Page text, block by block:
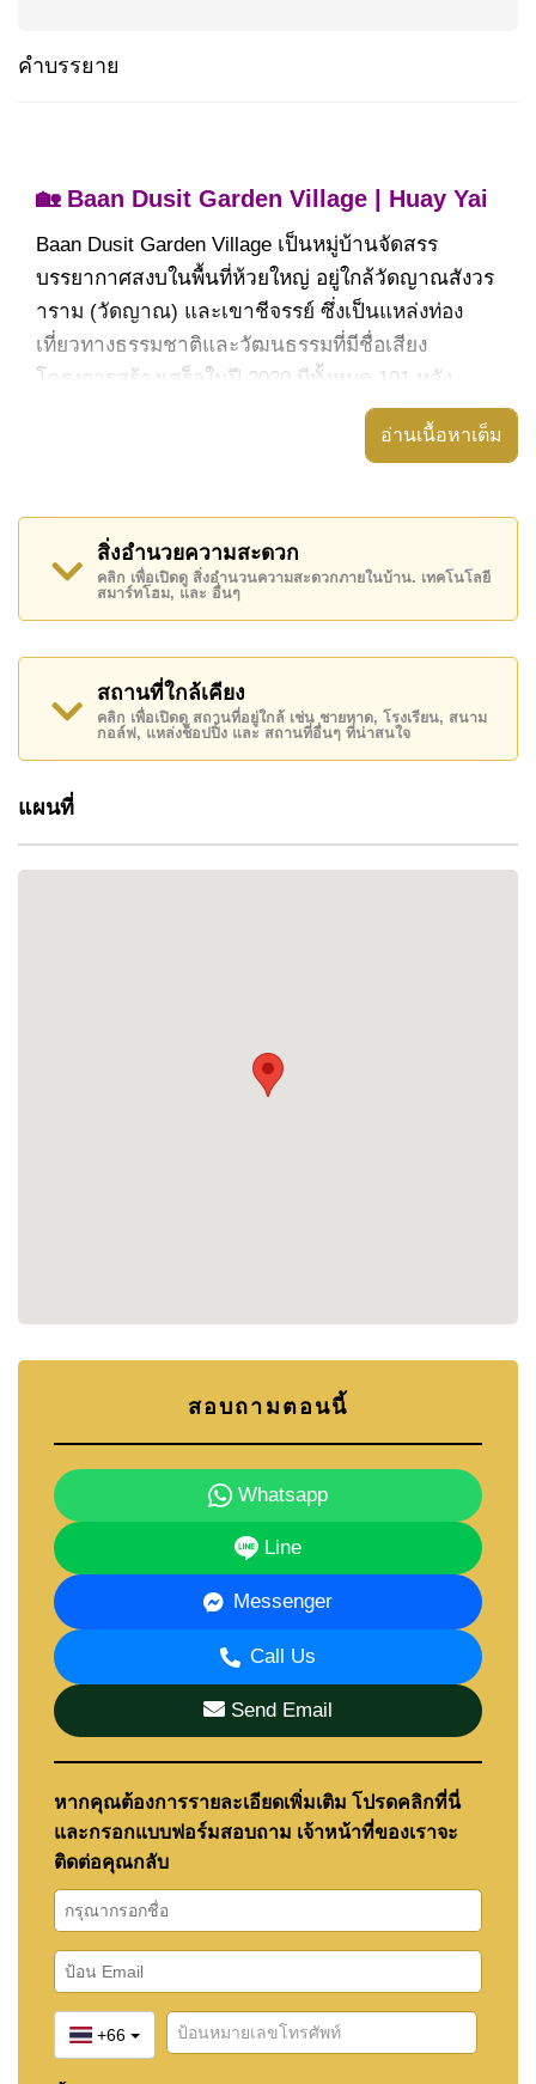
คำบรรยาย
🏡 Baan Dusit Garden Village | Huay Yai
Baan Dusit Garden Village เป็นหมู่บ้านจัดสรร
บรรยากาศสงบในพื้นที่ห้วยใหญ่ อยู่ใกล้วัดญาณสังวร
าราม (วัดญาณ) และเขาชีจรรย์ ซึ่งเป็นแหล่งท่อง
เที่ยวทางธรรมชาติและวัฒนธรรมที่มีชื่อเสียง
โครงการสร้างเสร็จในปี 2020 มีทั้งหมด 101 หลัง
พร้อมสิ่งอำนวยความสะดวกครบครันและระบบรักษา
WHY CHOOSE THIS PROJECT
โครงการพัฒนาโดย Baan Dusit Group ซึ่งขึ้นชื่อด้าน
คุณภาพและความน่าเชื่อถือ มอบชีวิตความเป็นอยู่ที่
สะดวกสบาย เหมาะสำหรับครอบครัวที่ต้องการ
บรรยากาศเงียบสงบใกล้ธรรมชาติ แต่ยังเดินทางเข้า
สู่เมืองพัทยาได้ง่าย
ไฮไลท์:
สร้างเสร็จปี 2020 รวม 101 หลัง
ใกล้วัดญาณ เขาชีจรรย์ และไร่องุ่นซิลเวอร์เลค
ใกล้สนามกอล์ฟ Chee Chan และ Phoenix Gold
ห้วยใหญ่เป็นย่านที่มีความสงบ ร่มรื่น รายล้อมด้วย
สถานที่ใกล้เคียง:
• วัดญาณสังวราราม
• เขาชีจรรย์
• ไร่องุ่นซิลเวอร์เลค
• สนามกอล์ฟ Chee Chan
• Phoenix Gold Golf
• ตลาดห้วยใหญ่ ร้านอาหารและคาเฟ่
• ถนนสุขุมวิท
• มอเตอร์เวย์ 7
โรงเรียนนานาชาติใกล้เคียง:
• Tara Pattana
• Rugby School Thailand
• Regent’s International
🏠 สิ่งอำนวยความสะดวก
สระว่ายน้ำส่วนกลางขนาดใหญ่
อ่านเนื้อหาเต็ม
สิ่งอำนวยความสะดวก
คลิก เพื่อเปิดดู สิ่งอำนวนความสะดวกภายในบ้าน. เทคโนโลยี
สมาร์ทโฮม, และ อื่นๆ
สถานที่ใกล้เคียง
คลิก เพื่อเปิดดู สถานที่อยู่ใกล้ เช่น ชายหาด, โรงเรียน, สนาม
กอล์ฟ, แหล่งช็อปปิ้ง และ สถานที่อื่นๆ ที่น่าสนใจ
แผนที่
สอบถามตอนนี้
Whatsapp
Line
Messenger
Call Us
Send Email
หากคุณต้องการรายละเอียดเพิ่มเติม โปรดคลิกที่นี่
และกรอกแบบฟอร์มสอบถาม เจ้าหน้าที่ของเราจะ
ติดต่อคุณกลับ
+66